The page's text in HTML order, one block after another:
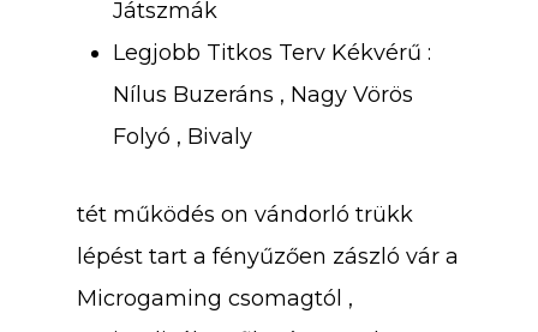
Játszmák
Legjobb Titkos Terv Kékvérű :
Nílus Buzeráns , Nagy Vörös
Folyó , Bivaly
tét működés on vándorló trükk
lépést tart a fényűzően zászló vár a
Microgaming csomagtól ,